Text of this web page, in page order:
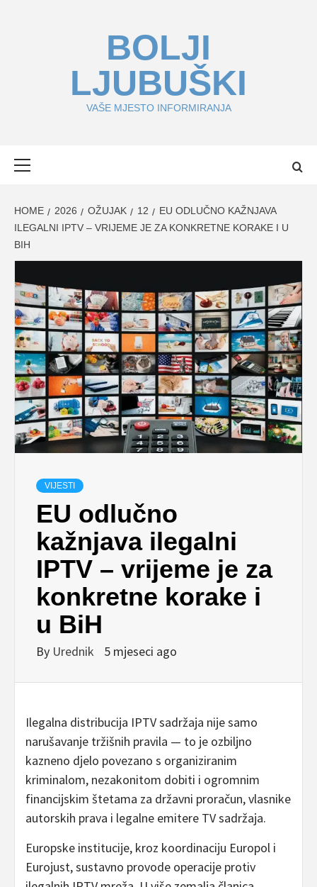
BOLJI
LJUBUŠKI
VAŠE MJESTO INFORMIRANJA
HOME 2026 OŽUJAK 12
EU ODLUČNO KAŽNJAVA
ILEGALNI IPTV – VRIJEME JE ZA KONKRETNE KORAKE I U
BIH
VIJESTI
EU odlučno
kažnjava ilegalni
IPTV – vrijeme je za
konkretne korake i
u BiH
By Urednik 5 mjeseci ago
Ilegalna distribucija IPTV sadržaja nije samo
narušavanje tržišnih pravila — to je ozbiljno
kazneno djelo povezano s organiziranim
kriminalom, nezakonitom dobiti i ogromnim
financijskim štetama za državni proračun, vlasnike
autorskih prava i legalne emitere TV sadržaja.
Europske institucije, kroz koordinaciju Europol i
Eurojust, sustavno provode operacije protiv